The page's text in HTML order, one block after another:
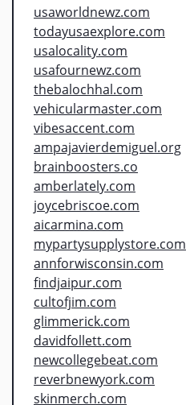
usaworldnewz.com
todayusaexplore.com
usalocality.com
usafournewz.com
thebalochhal.com
vehicularmaster.com
vibesaccent.com
ampajavierdemiguel.org
brainboosters.co
amberlately.com
joycebriscoe.com
aicarmina.com
mypartysupplystore.com
annforwisconsin.com
findjaipur.com
cultofjim.com
glimmerick.com
davidfollett.com
newcollegebeat.com
reverbnewyork.com
skinmerch.com